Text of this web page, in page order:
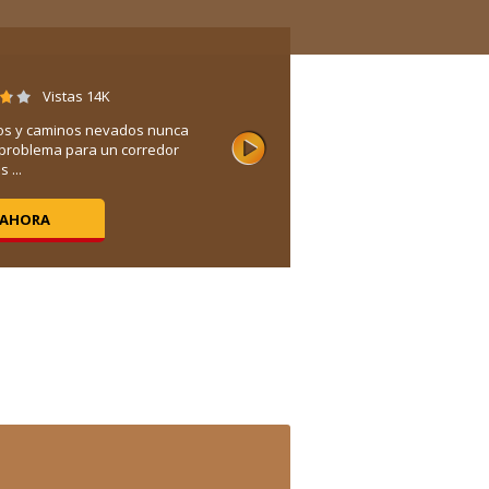
Vistas 14K
y caminos nevados nunca
para un corredor
...